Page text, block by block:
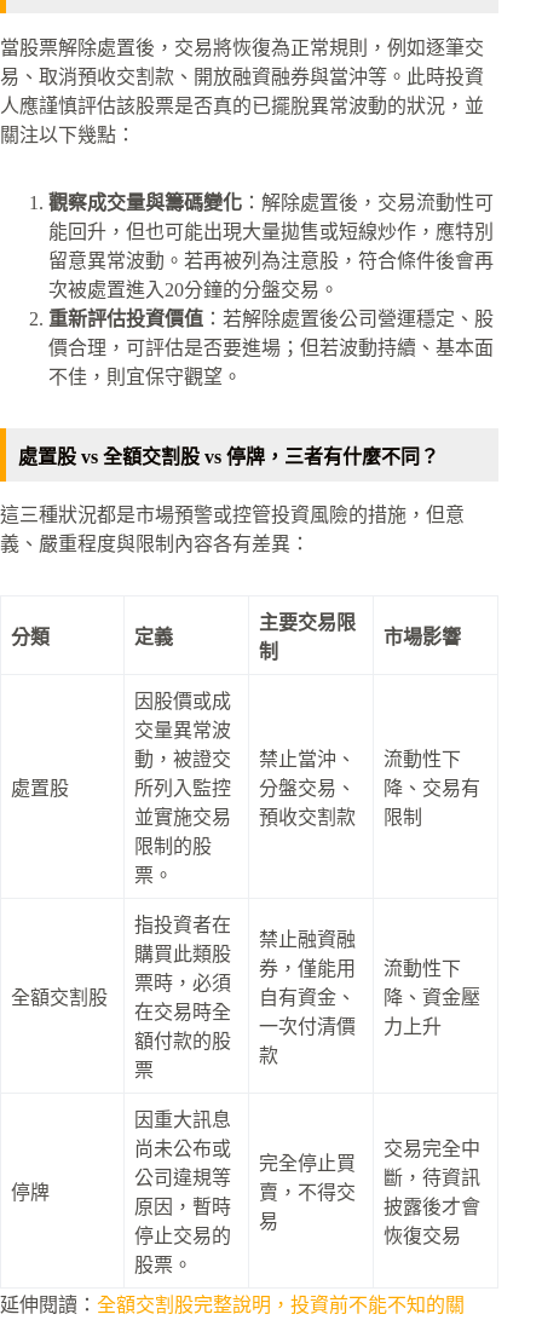
當股票解除處置後，交易將恢復為正常規則，例如逐筆交
易、取消預收交割款、開放融資融券與當沖等。此時投資
人應謹慎評估該股票是否真的已擺脫異常波動的狀況，並
關注以下幾點：
觀察成交量與籌碼變化 ：解除處置後，交易流動性可
能回升，但也可能出現大量拋售或短線炒作，應特別
留意異常波動。若再被列為注意股，符合條件後會再
次被處置進入20分鐘的分盤交易。
重新評估投資價值 ：若解除處置後公司營運穩定、股
價合理，可評估是否要進場；但若波動持續、基本面
不佳，則宜保守觀望。
處置股 vs 全額交割股 vs 停牌，三者有什麼不同？
這三種狀況都是市場預警或控管投資風險的措施，但意
義、嚴重程度與限制內容各有差異：
分類 定義
主要交易限
制
市場影響
處置股
因股價或成
交量異常波
動，被證交
所列入監控
並實施交易
限制的股
票。
禁止當沖、
分盤交易、
預收交割款
流動性下
降、交易有
限制
全額交割股
指投資者在
購買此類股
票時，必須
在交易時全
額付款的股
票
禁止融資融
券，僅能用
自有資金、
一次付清價
款
流動性下
降、資金壓
力上升
停牌
因重大訊息
尚未公布或
公司違規等
原因，暫時
停止交易的
股票。
完全停止買
賣，不得交
易
交易完全中
斷，待資訊
披露後才會
恢復交易
延伸閱讀： 全額交割股完整說明，投資前不能不知的關